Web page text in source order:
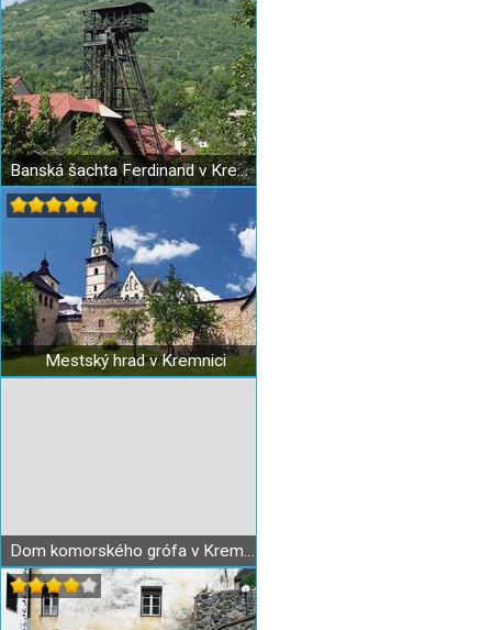
Banská šachta Ferdinand v Kremnici
Mestský hrad v Kremnici
Dom komorského grófa v Kremnici (dom s prasacou hlavou)